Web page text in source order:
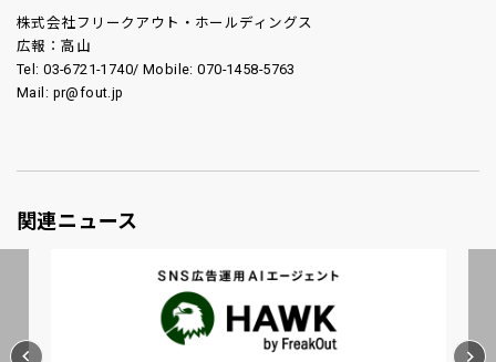
株式会社フリークアウト・ホールディングス
広報：高山
Tel: 03-6721-1740/ Mobile: 070-1458-5763
Mail: pr@fout.jp
関連ニュース